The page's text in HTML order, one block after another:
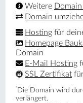
Weitere
Domain
Hosting für
Homepage
Domain
E-Mail Hosting
SSL Zertifikat
* Die Domain wird
verlängert.